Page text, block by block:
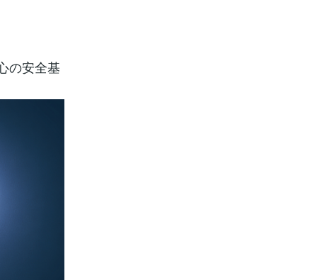
の安全基